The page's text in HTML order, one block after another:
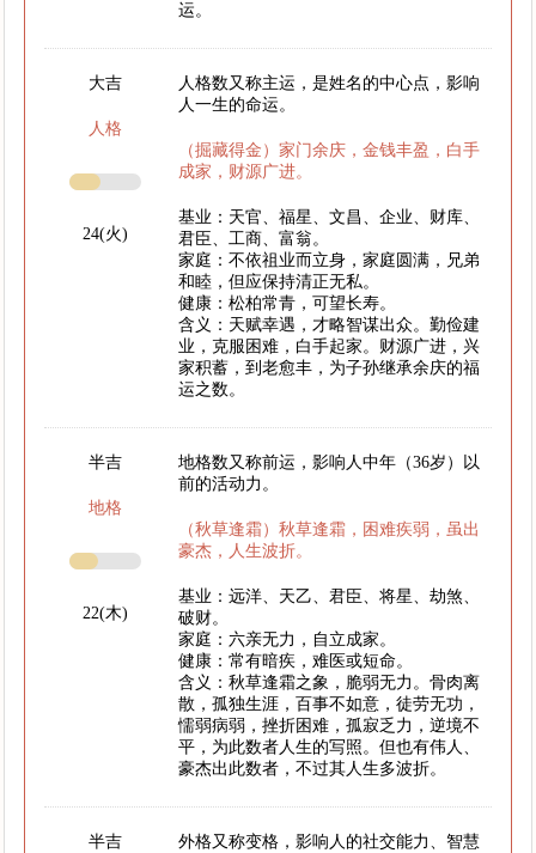
运。
大吉
人格
24(火)
人格数又称主运，是姓名的中心点，影响
人一生的命运。
（掘藏得金）家门余庆，金钱丰盈，白手
成家，财源广进。
基业：天官、福星、文昌、企业、财库、
君臣、工商、富翁。
家庭：不依祖业而立身，家庭圆满，兄弟
和睦，但应保持清正无私。
健康：松柏常青，可望长寿。
含义：天赋幸遇，才略智谋出众。勤俭建
业，克服困难，白手起家。财源广进，兴
家积蓄，到老愈丰，为子孙继承余庆的福
运之数。
半吉
地格
22(木)
地格数又称前运，影响人中年（36岁）以
前的活动力。
（秋草逢霜）秋草逢霜，困难疾弱，虽出
豪杰，人生波折。
基业：远洋、天乙、君臣、将星、劫煞、
破财。
家庭：六亲无力，自立成家。
健康：常有暗疾，难医或短命。
含义：秋草逢霜之象，脆弱无力。骨肉离
散，孤独生涯，百事不如意，徒劳无功，
懦弱病弱，挫折困难，孤寂乏力，逆境不
平，为此数者人生的写照。但也有伟人、
豪杰出此数者，不过其人生多波折。
半吉
外格又称变格，影响人的社交能力、智慧